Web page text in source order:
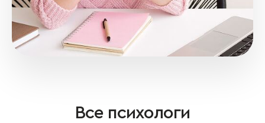
Все психологи